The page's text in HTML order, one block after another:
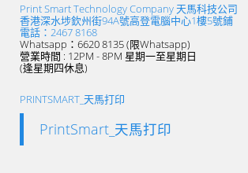
Print Smart Technology Company 天馬科技公司
香港深水埗欽州街94A號高登電腦中心1樓5號鋪
電話：2467 8168
Whatsapp：6620 8135 (限Whatsapp)
營業時間 : 12PM - 8PM 星期一至星期日
(逢星期四休息)
PRINTSMART_天馬打印
PrintSmart_天馬打印